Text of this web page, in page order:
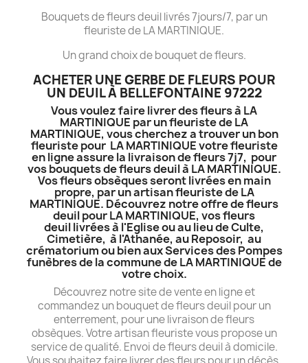
Bouquets de fleurs deuil livrés 7jours/7, par un
fleuriste de LA MARTINIQUE.
Un grand choix de bouquet de fleurs.
ACHETER UNE GERBE DE FLEURS POUR
UN DEUIL À BELLEFONTAINE 97222
Vous voulez faire livrer des fleurs à LA
MARTINIQUE par un fleuriste de LA
MARTINIQUE, vous cherchez a trouver un bon
fleuriste pour LA MARTINIQUE votre fleuriste
en ligne assure la livraison de fleurs 7j7, pour
vos bouquets de fleurs deuil à LA MARTINIQUE.
Vos fleurs obsèques seront livrées en main
propre, par un artisan fleuriste de LA
MARTINIQUE. Découvrez notre offre de fleurs
deuil pour LA MARTINIQUE, vos fleurs
deuil livrées à l'Eglise ou au lieu de Culte,
Cimetière, à l'Athanée, au Reposoir, au
crématorium ou bien aux Services des Pompes
funèbres de la commune de LA MARTINIQUE de
votre choix.
Découvrez notre site de vente en ligne et
commandez un bouquet de fleurs deuil pour un
enterrement, pour une livraison de fleurs
obsèques. Votre artisan fleuriste vous propose un
service de qualité. Envoi de fleurs deuil à domicile.